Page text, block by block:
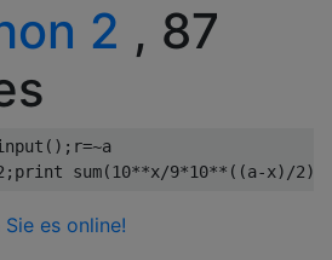
2 , 87
(); r=~
sum(10**x/9*10**((a-x)/
es online!